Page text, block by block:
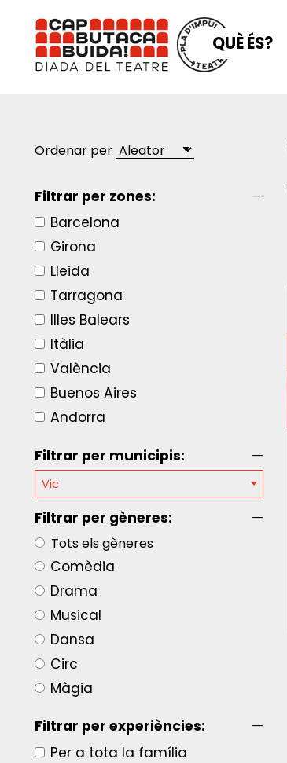
QUÈ ÉS?
Ordenar per
Filtrar per zones:
Barcelona
Girona
Lleida
Tarragona
Illes Balears
Itàlia
València
Buenos Aires
Andorra
Filtrar per municipis:
Vic
Filtrar per gèneres:
Tots els gèneres
Comèdia
Drama
Musical
Dansa
Circ
Màgia
Filtrar per experiències:
Per a tota la família